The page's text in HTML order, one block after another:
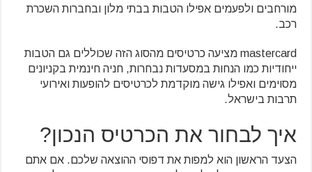
מורחבים ולפעמים אפילו הטבות בבתי מלון ובחברות השכרת
רכב.
mastercard מציעה כרטיסים מהסוג הזה שכוללים גם הטבות
ייחודיות כמו הנחות במסעדות נבחרות, חניה חינמית בקניונים
מסוימים ואפילו גישה מוקדמת לכרטיסים להופעות ואירועי
תרבות בישראל.
איך לבחור את הכרטיס הנכון?
הצעד הראשון הוא למפות את דפוסי ההוצאה שלכם. אם אתם